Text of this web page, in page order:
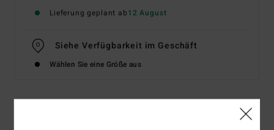
Lieferung geplant ab12 August
Siehe Verfügbarkeit im Geschäft
Wählen Sie eine Größe aus